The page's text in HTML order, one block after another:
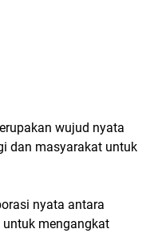
wujud nyata
dan masyarakat untuk
nyata antara
mengangkat